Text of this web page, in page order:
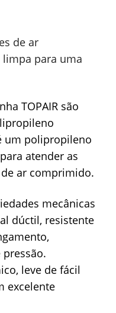
de ar
para uma
TOPAIR são
um polipropileno
atender as
ar comprimido.
mecânicas
dúctil, resistente
leve de fácil
excelente